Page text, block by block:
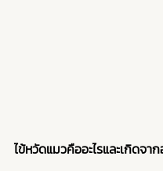
ไข้หวัดแมวคืออะไรและเกิดจาก